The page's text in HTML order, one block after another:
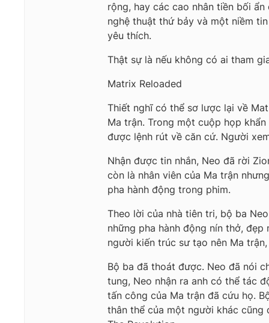
rộng, hay các cao nhân tiền bối
nghệ thuật thứ bảy và một niềm
yêu thích.
Thật sự là nếu không có ai tham
Matrix Reloaded
Thiết nghĩ có thể sơ lược lại về
Ma trận. Trong một cuộp họp
được lệnh rút về căn cứ. Người
Nhận được tin nhắn, Neo đã rời
còn là nhân viên của Ma trận
pha hành động trong phim.
Theo lời của nhà tiên tri, bộ ba
những pha hành động nín thở,
người kiến trúc sư tạo nên Ma
Bộ ba đã thoát được. Neo đã nói
tung, Neo nhận ra anh có thể tác
tấn công của Ma trận đã cứu họ.
thân thể của một người khác cũng